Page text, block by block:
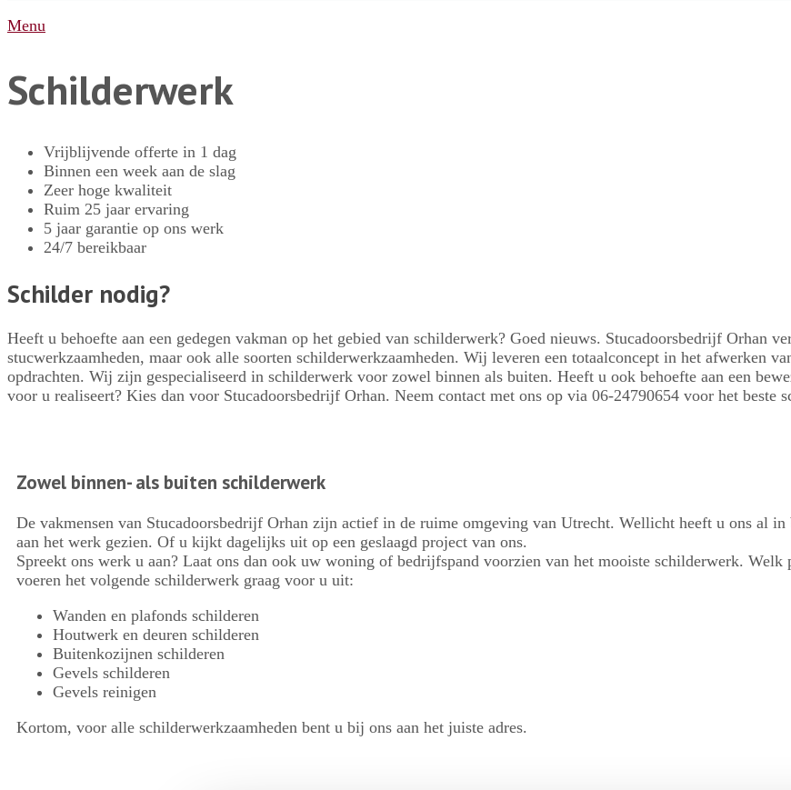
Menu
Schilderwerk
Vrijblijvende offerte in 1 dag
Binnen een week aan de slag
Zeer hoge kwaliteit
Ruim 25 jaar ervaring
5 jaar garantie op ons werk
24/7 bereikbaar
Schilder nodig?
Heeft u behoefte aan een gedegen vakman op het gebied van schilderwerk? Goed nieuws. Stucadoorsbedrijf Orhan
stucwerkzaamheden, maar ook alle soorten schilderwerkzaamheden. Wij leveren een totaalconcept in het afwerken
opdrachten. Wij zijn gespecialiseerd in schilderwerk voor zowel binnen als buiten. Heeft u ook behoefte aan een
voor u realiseert? Kies dan voor Stucadoorsbedrijf Orhan. Neem contact met ons op via 06-24790654 voor het beste
Zowel binnen- als buiten schilderwerk
De vakmensen van Stucadoorsbedrijf Orhan zijn actief in de ruime omgeving van Utrecht. Wellicht heeft u ons al
aan het werk gezien. Of u kijkt dagelijks uit op een geslaagd project van ons.
Spreekt ons werk u aan? Laat ons dan ook uw woning of bedrijfspand voorzien van het mooiste schilderwerk.
voeren het volgende schilderwerk graag voor u uit:
Wanden en plafonds schilderen
Houtwerk en deuren schilderen
Buitenkozijnen schilderen
Gevels schilderen
Gevels reinigen
Kortom, voor alle schilderwerkzaamheden bent u bij ons aan het juiste adres.